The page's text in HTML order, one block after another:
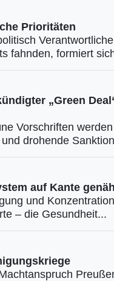
Prioritäten
Verantwortliche
fahnden, formiert
„Green
Vorschriften
drohende
auf Kante
und
– die Gesundheit...